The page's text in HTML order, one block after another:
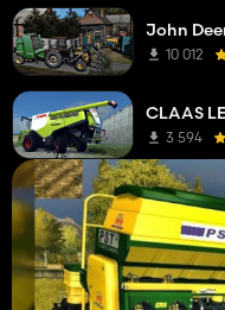
John
10 012
CLAAS
3 594